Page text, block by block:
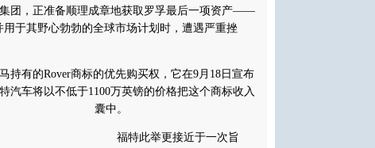
团，正准备顺理成章地获取罗孚最后一项资产——
于其野心勃勃的全球市场计划时，遭遇严重挫
持有的Rover商标的优先购买权，它在9月18日宣布
车将以不低于1100万英镑的价格把这个商标收入
囊中。
福特此举更接近于一次旨